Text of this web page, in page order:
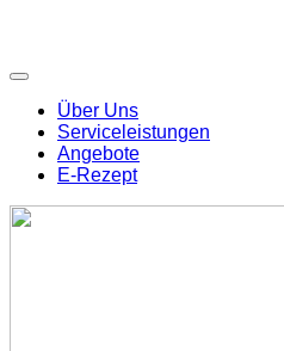
Über Uns
Serviceleistungen
Angebote
E-Rezept